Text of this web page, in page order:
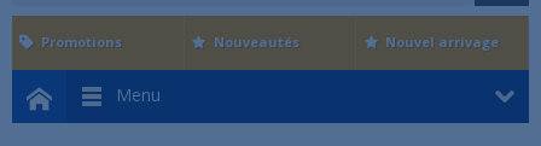
Menu
Promotions Nouveautés Nouvel arrivage